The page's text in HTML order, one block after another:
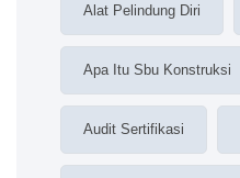
Alat Pelindung Diri
Apa Itu Sbu Konstruksi
Audit Sertifikasi